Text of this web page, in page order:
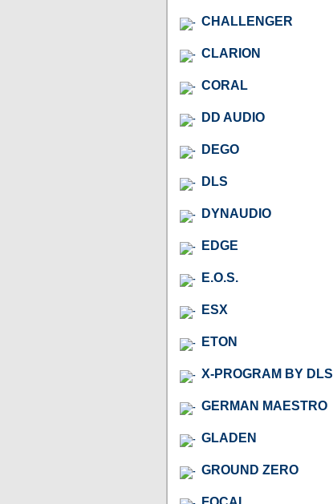
CHALLENGER
CLARION
CORAL
DD AUDIO
DEGO
DLS
DYNAUDIO
EDGE
E.O.S.
ESX
ETON
X-PROGRAM BY DLS
GERMAN MAESTRO
GLADEN
GROUND ZERO